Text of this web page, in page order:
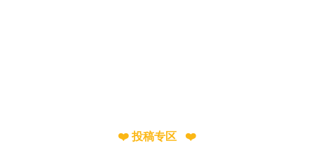
❤️ 投稿专区 ❤️